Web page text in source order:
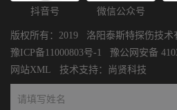
抖音号 微信公众号
版权所有：2019 洛阳泰斯特探伤技
豫ICP备11000803号-1
豫公网安备
网站XML 技术支持： 尚贤科技